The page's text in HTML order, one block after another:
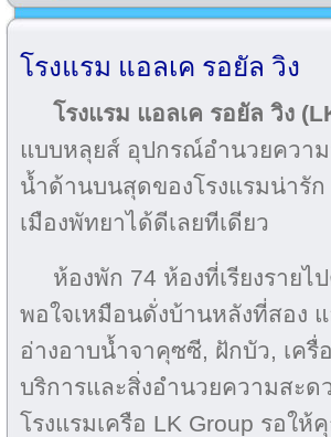
โรงแรม แอลเค รอยัล วิง
โรงแรม แอลเค รอยัล วิง
แบบหลุยส์ อุปกรณ์อำนวยควา
น้ำด้านบนสุดของโรงแรมน่ารั
เมืองพัทยาได้ดีเลยทีเดียว
ห้องพัก 74 ห้องที่เรียงราย
พอใจเหมือนดั่งบ้านหลังที่สอง
อ่างอาบน้ำจาคุซซี, ฝักบัว, เครื่
บริการและสิ่งอำนวยความสะ
โรงแรมเครือ LK Group รอใ